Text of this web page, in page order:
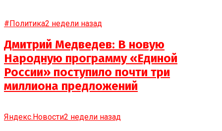
#Политика2 недели назад
Дмитрий Медведев: В новую
Народную программу «Единой
России» поступило почти три
миллиона предложений
Яндекс.Новости2 недели назад